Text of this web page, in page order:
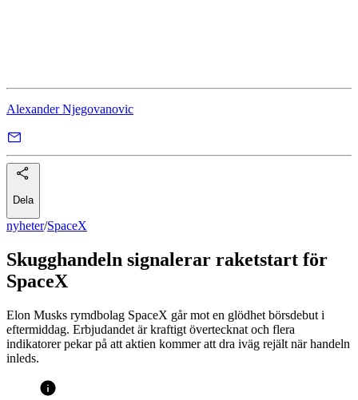
Alexander Njegovanovic
Dela
nyheter/SpaceX
Skugghandeln signalerar raketstart för
SpaceX
Elon Musks rymdbolag SpaceX går mot en glödhet börsdebut i
eftermiddag. Erbjudandet är kraftigt övertecknat och flera
indikatorer pekar på att aktien kommer att dra iväg rejält när handeln
inleds.